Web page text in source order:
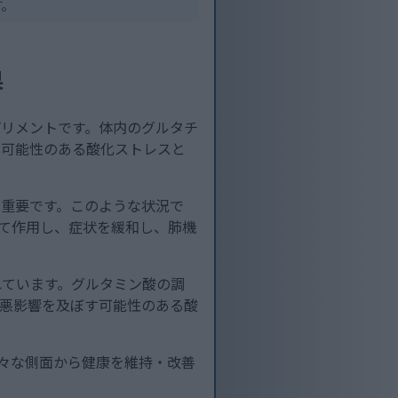
メントです。体内のグルタチ
能性のある酸化ストレスと
要です。このような状況で
作用し、症状を緩和し、肺機
います。グルタミン酸の調
影響を及ぼす可能性のある酸
な側面から健康を維持・改善